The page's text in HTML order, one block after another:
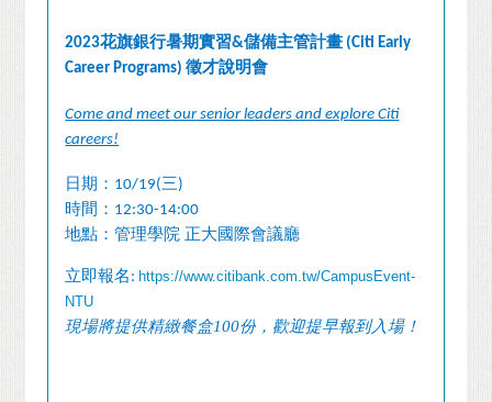
2023花旗銀行暑期實習&儲備主管計畫 (Citi Early
Career Programs)徵才說明會
Come and meet our senior leaders and explore Citi
careers!
日期： 10/19(三)
時間： 12:30-14:00
地點：管理學院 正大國際會議廳
立即報名 :https://www.citibank.com.tw/CampusEvent-
NTU
現場將提供精緻餐盒100份，歡迎提早報到入場！